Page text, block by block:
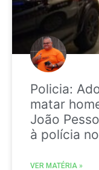
Policia:
matar
João
à polícia
VER MATÉRIA »